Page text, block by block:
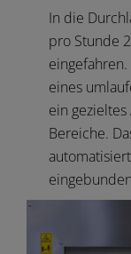
In die
pro Stunde
eines
ein
Bereiche.